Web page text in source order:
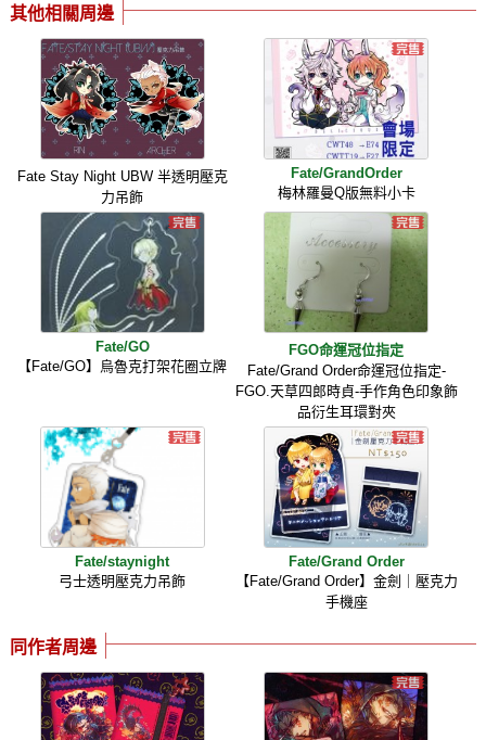
其他相關周邊
Fate Stay Night UBW 半透明壓克
力吊飾
Fate/GrandOrder
梅林羅曼Q版無料小卡
Fate/GO
【Fate/GO】烏魯克打架花圈立牌
FGO命運冠位指定
Fate/Grand Order命運冠位指定-
FGO.天草四郎時貞-手作角色印象飾
品衍生耳環對夾
Fate/staynight
弓士透明壓克力吊飾
Fate/Grand Order
【Fate/Grand Order】金劍｜壓克力
手機座
同作者周邊